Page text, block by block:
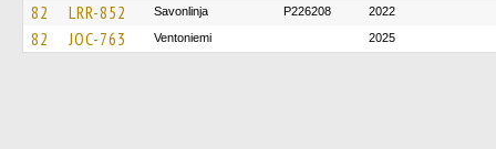
82 LRR-852 Savonlinja P226208 2022
82 JOC-763 Ventoniemi 2025